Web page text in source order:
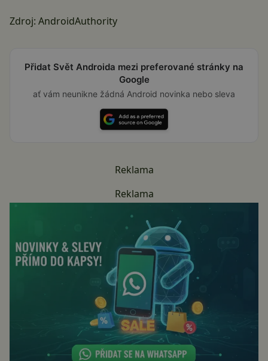
Zdroj: AndroidAuthority
Přidat Svět Androida mezi preferované stránky na
Google
ať vám neunikne žádná Android novinka nebo sleva
Reklama
Reklama